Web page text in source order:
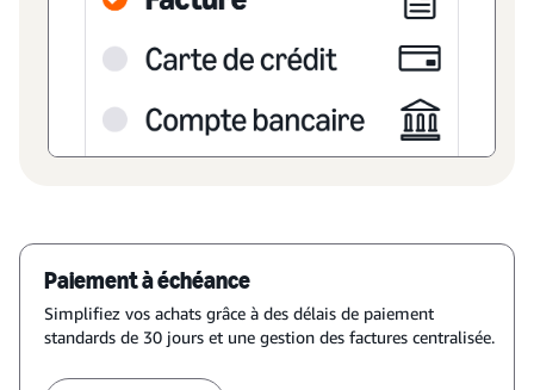
Paiement à échéance
Simplifiez vos achats grâce à des délais de paiement
standards de 30 jours et une gestion des factures centralisée.